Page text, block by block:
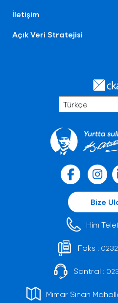
İletişim
Açık Veri Stratejisi
Bize
Him
Faks :
Santral :
Mimar Sinan